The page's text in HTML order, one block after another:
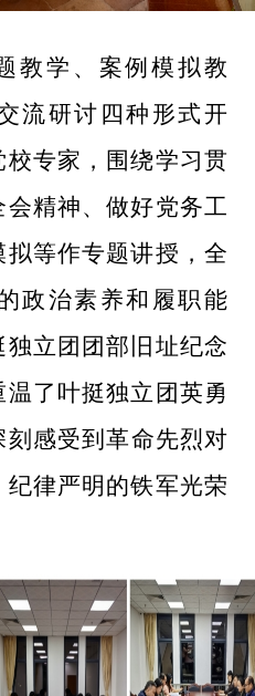
教学、案例模拟教
流研讨四种形式开
专家，围绕学习贯
会精神、做好党务工
等作专题讲授，全
政治素养和履职能
立团团部旧址纪念
温了叶挺独立团英勇
刻 感受到革命先烈对
纪律严明的铁军光荣